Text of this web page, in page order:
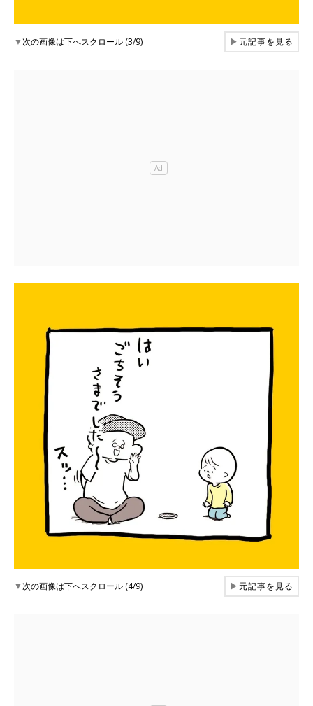
▼次の画像は下へスクロール (3/9) ▶元記事を見る
▼次の画像は下へスクロール (4/9) ▶元記事を見る